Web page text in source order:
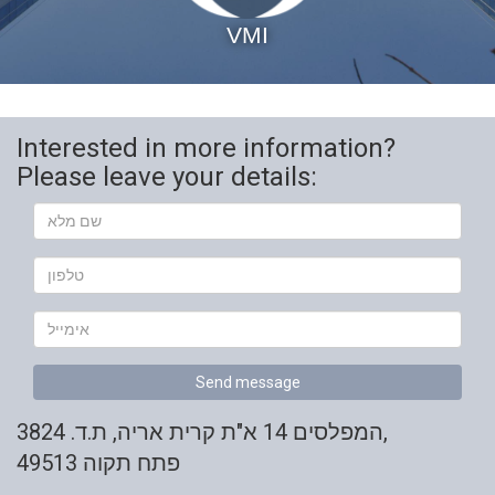
VMI
Interested in more information?
Please leave your details:
Your
Name
טלפון
Your
Email
Send message
המפלסים 14 א"ת קרית אריה, ת.ד. 3824,
פתח תקוה 49513